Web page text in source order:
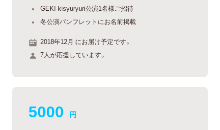
GEKI-kisyuryuri公演1名様ご招待
冬公演パンフレットにお名前掲載
2018年12月 にお届け予定です。
7人が応援しています。
5000 円